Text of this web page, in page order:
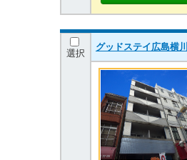
選択
グッドステイ広島横